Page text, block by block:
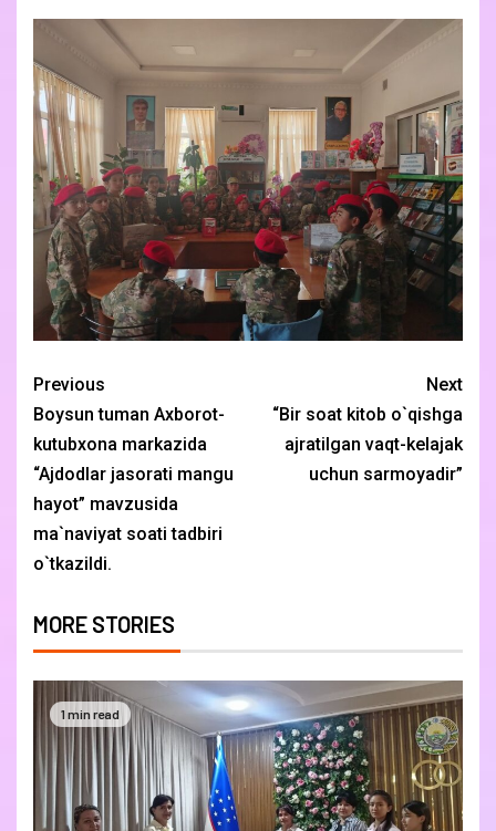
Previous
Boysun tuman Axborot-
kutubxona markazida
“Ajdodlar jasorati mangu
hayot” mavzusida
ma`naviyat soati tadbiri
o`tkazildi.
Next
“Bir soat kitob o`qishga
ajratilgan vaqt-kelajak
uchun sarmoyadir”
MORE STORIES
1 min read